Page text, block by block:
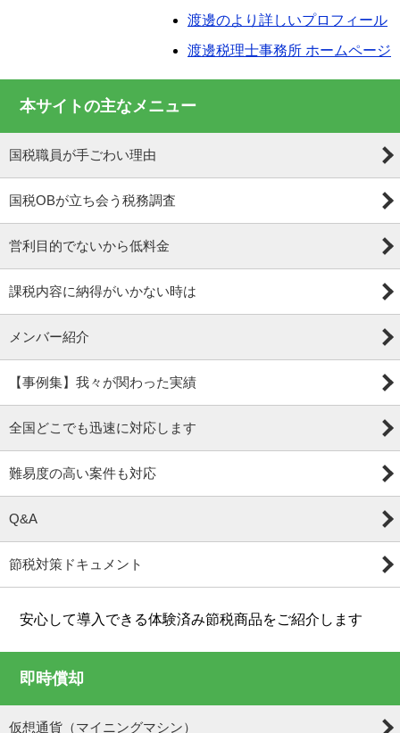
渡邊のより詳しいプロフィール
渡邊税理士事務所 ホームページ
本サイトの主なメニュー
国税職員が手ごわい理由
国税OBが立ち会う税務調査
営利目的でないから低料金
課税内容に納得がいかない時は
メンバー紹介
【事例集】我々が関わった実績
全国どこでも迅速に対応します
難易度の高い案件も対応
Q&A
節税対策ドキュメント
安心して導入できる体験済み節税商品をご紹介します
即時償却
仮想通貨（マイニングマシン）